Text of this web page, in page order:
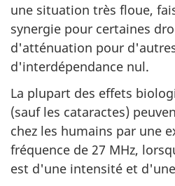
une situation très floue,
synergie pour certaines
d'atténuation pour
d'interdépendance nul.
La plupart des effets
(sauf les cataractes)
chez les humains par une
fréquence de 27 MHz,
est d'une intensité et